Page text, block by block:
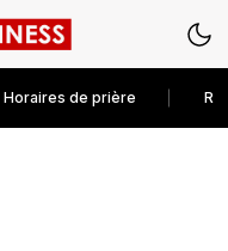
Horaires de prière